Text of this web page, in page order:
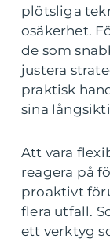
plötsliga
osäkerhet.
de som
justera
praktisk
sina
Att vara
reagera på
proaktivt
flera utfall.
ett verktyg